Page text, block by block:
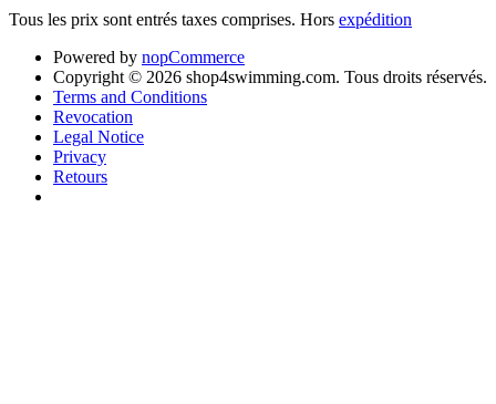
Tous les prix sont entrés taxes comprises. Hors expédition
Powered by nopCommerce
Copyright © 2026 shop4swimming.com. Tous droits réservés.
Terms and Conditions
Revocation
Legal Notice
Privacy
Retours